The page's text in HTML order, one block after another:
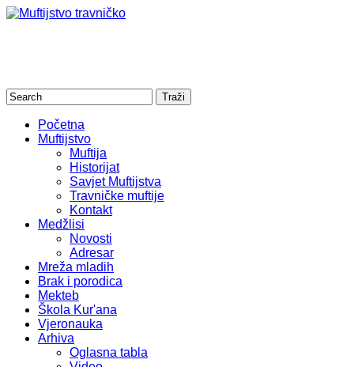
Početna
Muftijstvo
Muftija
Historijat
Savjet Muftijstva
Travničke muftije
Kontakt
Medžlisi
Novosti
Adresar
Mreža mladih
Brak i porodica
Mekteb
Škola Kur'ana
Vjeronauka
Arhiva
Oglasna tabla